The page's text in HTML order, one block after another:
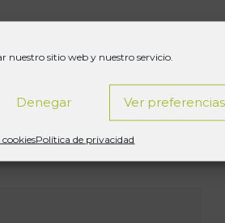
nuestro sitio web y nuestro servicio.
Denegar Ver preferencias
Política de privacidad
obligatorios están marcados